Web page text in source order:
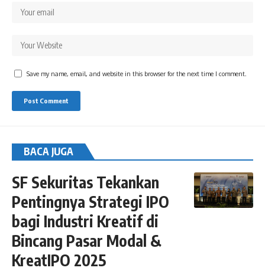
Save my name, email, and website in this browser for the next time I comment.
BACA JUGA
SF Sekuritas Tekankan
Pentingnya Strategi IPO
bagi Industri Kreatif di
Bincang Pasar Modal &
KreatIPO 2025